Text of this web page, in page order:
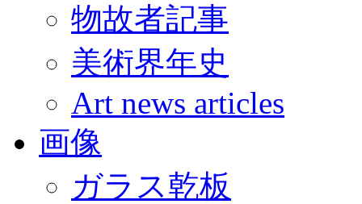
物故者記事
美術界年史
Art news articles
画像
ガラス乾板